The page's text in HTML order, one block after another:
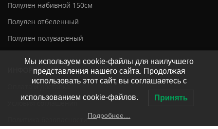
Полулен набивной 150см
Полулен отбеленный
Полулен полувареный
ИНФОРМАЦИЯ
Оплата и доставка
Условия соглашения
Мы используем cookie-файлы для наилучшего
представления нашего сайта. Продолжая
использовать этот сайт, вы соглашаетесь с
использованием cookie-файлов. Принять
Подробнее…